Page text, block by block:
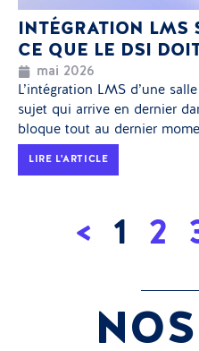
INTÉGRATION LMS
CE QUE LE DSI
mai 2026
L’intégration LMS d’une
sujet qui arrive en dernier
bloque tout au dernier
LIRE L'ARTICLE
< 1 2
NOS